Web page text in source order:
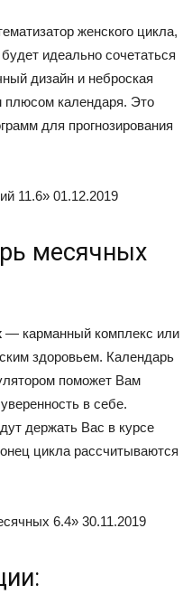
женского цикла,
идеально сочетаться
дизайн и неброская
плюсом календаря. Это
для прогнозирования
11.6» 01.12.2019
месячных
— карманный комплекс или
здоровьем. Календарь
поможет Вам
в себе.
держать Вас в курсе
цикла рассчитываются
6.4» 30.11.2019